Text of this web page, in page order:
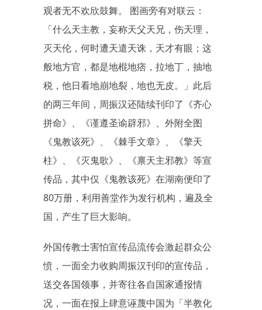
观者无不欢欣鼓舞。 图画旁有对联云：
「什么天主教，妄称天父天兄，伤天理，
灭天伦，何时遭天遣天诛，天才有眼；这
般地方官，都是地棍地痞，拉地丁，抽地
税，他日看地崩地裂，地也无皮。」此后
的两三年间，周振汉还陆续刊印了《齐心
拼命》、《谨遵圣谕辟邪》、外附全图
《鬼教该死》、《棘手文章》、《擎天
柱》、《灭鬼歌》、《禀天主邪教》等宣
传品，其中仅《鬼教该死》在湖南便印了
80万册，利用善堂作为发行机构，遍及全
国，产生了巨大影响。
外国传教士害怕宣传品流传会激起群众公
愤，一面全力收购周振汉刊印的宣传品，
送交各国领事，并寄往各自国家通报情
况，一面在报上肆意诬蔑中国为「半教化